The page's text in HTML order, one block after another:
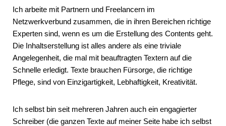
Ich arbeite mit Partnern und Freelancern im
Netzwerkverbund zusammen, die in ihren Bereichen richtige
Experten sind, wenn es um die Erstellung des Contents geht.
Die Inhaltserstellung ist alles andere als eine triviale
Angelegenheit, die mal mit beauftragten Textern auf die
Schnelle erledigt. Texte brauchen Fürsorge, die richtige
Pflege, sind von Einzigartigkeit, Lebhaftigkeit, Kreativität.
Ich selbst bin seit mehreren Jahren auch ein engagierter
Schreiber (die ganzen Texte auf meiner Seite habe ich selbst